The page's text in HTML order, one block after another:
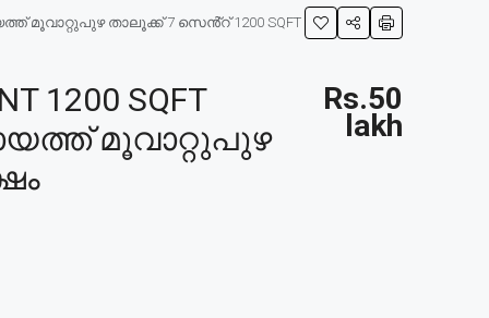
പഞ്ചായത്ത് മൂവാറ്റുപുഴ താലൂക്ക് 7 സെൻ്റ് 1200 SQFT
1200 SQFT
മൂവാറ്റുപുഴ
Rs.50
lakh